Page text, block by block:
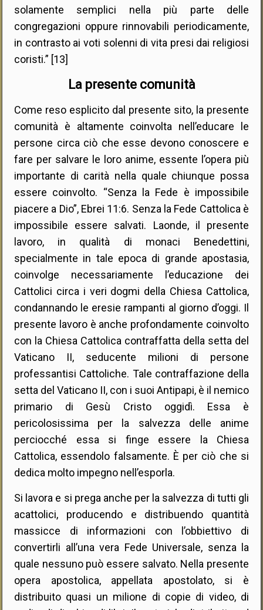
solamente semplici nella più parte delle
congregazioni oppure rinnovabili periodicamente,
in contrasto ai voti solenni di vita presi dai religiosi
coristi.” [13]
La presente comunità
Come reso esplicito dal presente sito, la presente
comunità è altamente coinvolta nell’educare le
persone circa ciò che esse devono conoscere e
fare per salvare le loro anime, essente l’opera più
importante di carità nella quale chiunque possa
essere coinvolto. “Senza la Fede è impossibile
piacere a Dio”, Ebrei 11:6. Senza la Fede Cattolica è
impossibile essere salvati. Laonde, il presente
lavoro, in qualità di monaci Benedettini,
specialmente in tale epoca di grande apostasia,
coinvolge necessariamente l’educazione dei
Cattolici circa i veri dogmi della Chiesa Cattolica,
condannando le eresie rampanti al giorno d’oggi. Il
presente lavoro è anche profondamente coinvolto
con la Chiesa Cattolica contraffatta della setta del
Vaticano II, seducente milioni di persone
professantisi Cattoliche. Tale contraffazione della
setta del Vaticano II, con i suoi Antipapi, è il nemico
primario di Gesù Cristo oggidì. Essa è
pericolosissima per la salvezza delle anime
perciocché essa si finge essere la Chiesa
Cattolica, essendolo falsamente. È per ciò che si
dedica molto impegno nell’esporla.
Si lavora e si prega anche per la salvezza di tutti gli
acattolici, producendo e distribuendo quantità
massicce di informazioni con l’obbiettivo di
convertirli all’una vera Fede Universale, senza la
quale nessuno può essere salvato. Nella presente
opera apostolica, appellata apostolato, si è
distribuito quasi un milione di copie di video, di